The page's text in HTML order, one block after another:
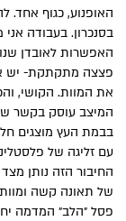
האופנוע, כגוף אחד.
בסנכרון. בעבודה
האפשרות לאובדן
פצצה מתקתקת- יש
את המוות. הקושי,
המיצב עוסק בקשר
בבמת העץ מוצגים
עם זליגה של
החיבור הזה נותן
של תאונה קשה
פסל ״הלב״ המדמה